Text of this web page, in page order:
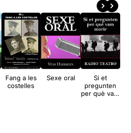
Fang a les
costelles
Sexe oral
Si et
pregunten
per què vam